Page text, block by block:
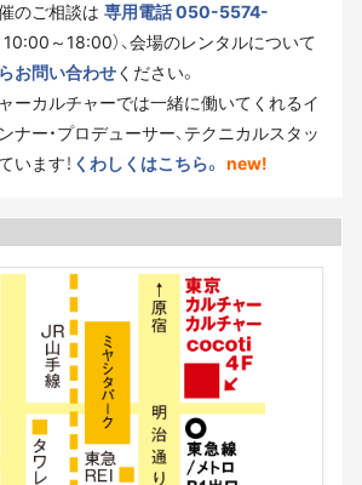
のご相談は 専用電話 050-5574-
10:00～18:00）、会場のレンタルについて
お問い合わせください。
ーカルチャーでは一緒に働いてくれるイ
ナー・プロデューサー、テクニカルスタッ
います！ くわしくはこちら。 new!